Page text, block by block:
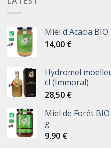
Miel d'Acacia
14,00 €
Hydromel
cl (Immoral)
28,50 €
Miel de Forêt
g
9,90 €